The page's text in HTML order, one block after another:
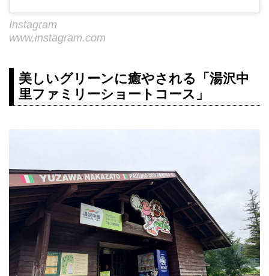
Instagram
www.instagram.com
美しいグリーンに癒やされる「湯沢中
里ファミリーショートコース」